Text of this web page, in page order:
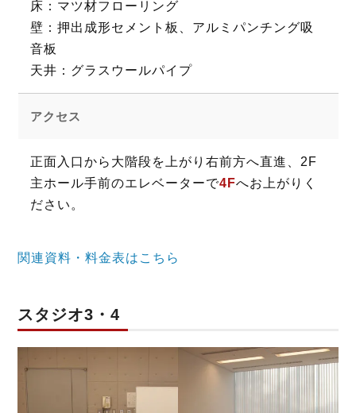
床：マツ材フローリング
壁：押出成形セメント板、アルミパンチング吸
音板
天井：グラスウールパイプ
アクセス
正面入口から大階段を上がり右前方へ直進、2F
主ホール手前のエレベーターで4Fへお上がりく
ださい。
関連資料・料金表はこちら
スタジオ3・4